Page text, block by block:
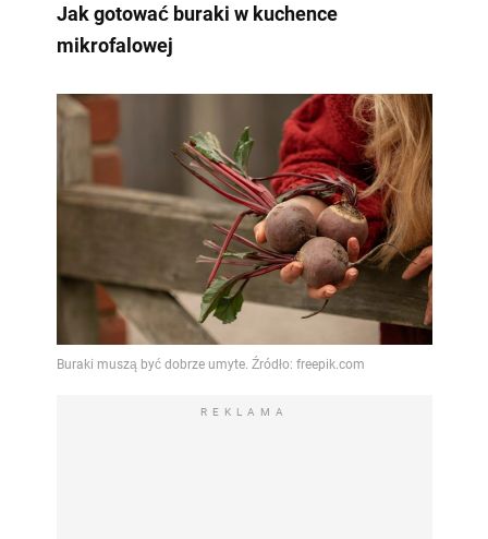
Jak gotować buraki w kuchence
mikrofalowej
REKLAMA